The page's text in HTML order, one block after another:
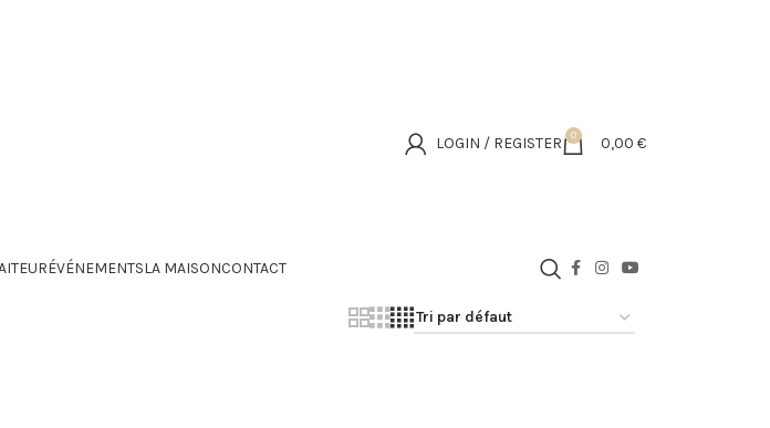
LOGIN / REGISTER 0 0,00 €
ÉVÉNEMENTSLA MAISONCONTACT